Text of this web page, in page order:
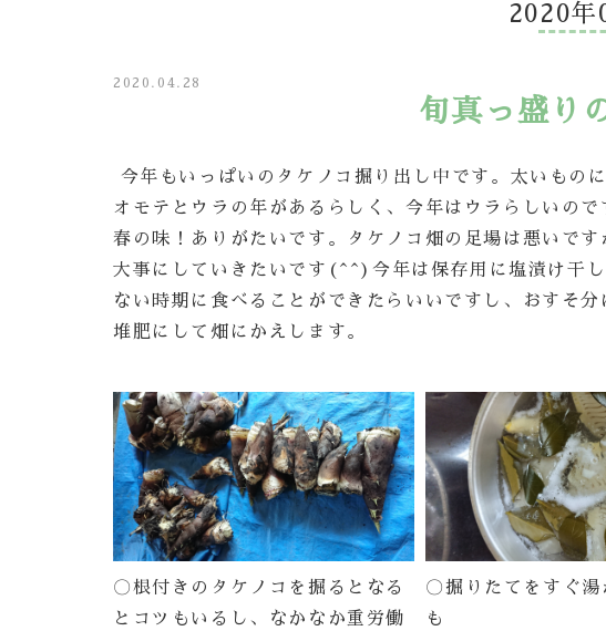
2020年
2020.04.28
旬真っ盛り
今年もいっぱいのタケノコ掘り出し中です。太いもの
オモテとウラの年があるらしく、今年はウラらしいの
春の味！ありがたいです。タケノコ畑の足場は悪いで
大事にしていきたいです(^^)今年は保存用に塩漬け干
ない時期に食べることができたらいいですし、おすそ
堆肥にして畑にかえします。
〇根付きのタケノコを掘るとなる
とコツもいるし、なかなか重労働
〇掘りたてをすぐ湯
も